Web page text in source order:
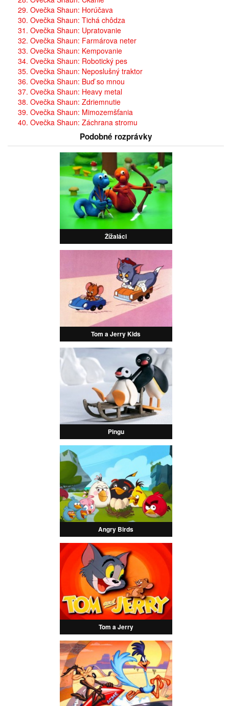
29. Ovečka Shaun: Horúčava
30. Ovečka Shaun: Tichá chôdza
31. Ovečka Shaun: Upratovanie
32. Ovečka Shaun: Farmárova neter
33. Ovečka Shaun: Kempovanie
34. Ovečka Shaun: Robotický pes
35. Ovečka Shaun: Neposlušný traktor
36. Ovečka Shaun: Buď so mnou
37. Ovečka Shaun: Heavy metal
38. Ovečka Shaun: Zdriemnutie
39. Ovečka Shaun: Mimozemšťania
40. Ovečka Shaun: Záchrana stromu
Podobné rozprávky
Žížaláci
Tom a Jerry Kids
Pingu
Angry Birds
Tom a Jerry